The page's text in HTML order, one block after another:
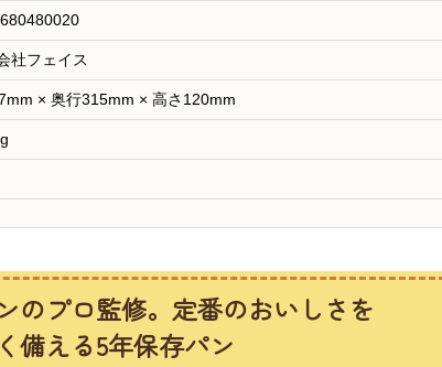
社フェイス
× 奥行315mm × 高さ120mm
のプロ監修。定番のおいしさを
備える5年保存パン